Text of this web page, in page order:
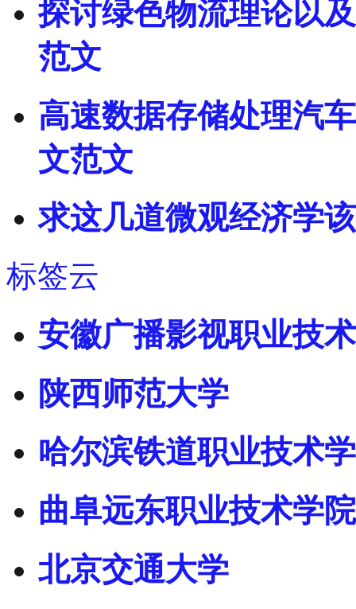
探讨绿色物流理论以
范文
高速数据存储处理汽
文范文
求这几道微观经济学
标签云
安徽广播影视职业技
陕西师范大学
哈尔滨铁道职业技术
曲阜远东职业技术学院
北京交通大学